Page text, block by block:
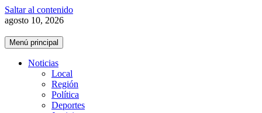
Saltar al contenido
agosto 10, 2026
Menú principal
Noticias
Local
Región
Política
Deportes